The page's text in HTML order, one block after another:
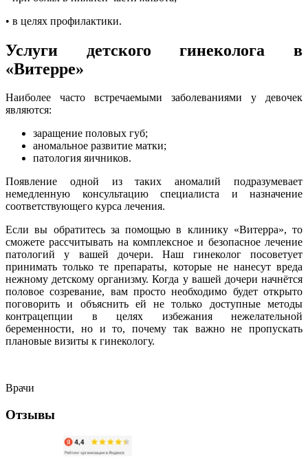
• в целях профилактики.
Услуги детского гинеколога в
«Витерре»
Наиболее часто встречаемыми заболеваниями у девочек
являются:
заращение половых губ;
аномальное развитие матки;
патология яичников.
Появление одной из таких аномалий подразумевает
немедленную консультацию специалиста и назначение
соответствующего курса лечения.
Если вы обратитесь за помощью в клинику «Витерра», то
сможете рассчитывать на комплексное и безопасное лечение
патологий у вашей дочери. Наш гинеколог посоветует
принимать только те препараты, которые не нанесут вреда
нежному детскому организму. Когда у вашей дочери начнётся
половое созревание, вам просто необходимо будет открыто
поговорить и объяснить ей не только доступные методы
контрацепции в целях избежания нежелательной
беременности, но и то, почему так важно не пропускать
плановые визиты к гинекологу.
Врачи
Отзывы